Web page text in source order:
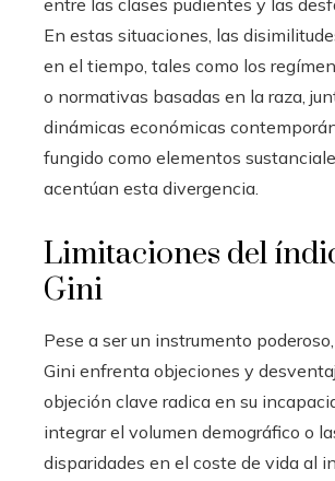
entre las clases pudientes y las
En estas situaciones, las
en el tiempo, tales como los
o normativas basadas en la raza,
dinámicas económicas
fungido como elementos
acentúan esta divergencia.
Limitaciones del
Gini
Pese a ser un instrumento
Gini enfrenta objeciones y
objeción clave radica en su
integrar el volumen demográfico o
disparidades en el coste de vida al